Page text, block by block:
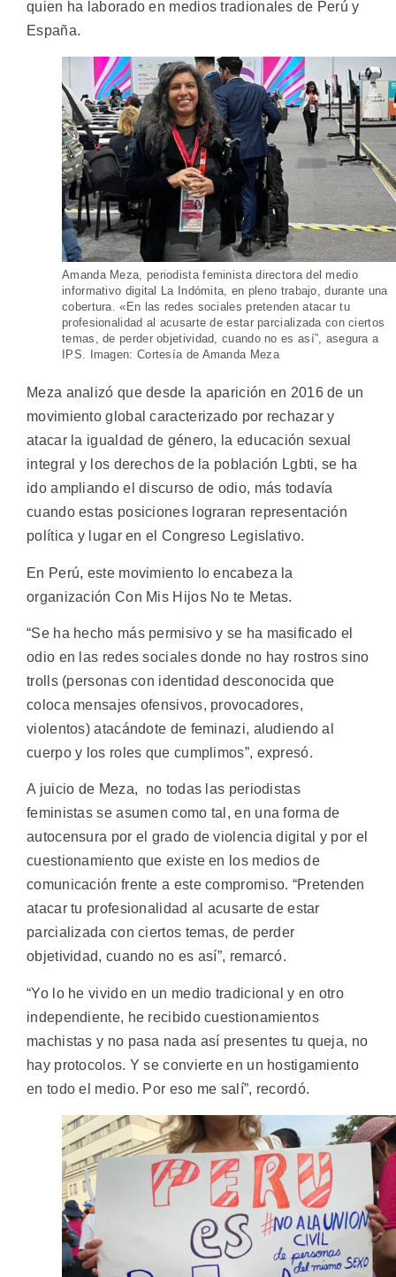
quien ha laborado en medios tradionales de Perú y
España.
Amanda Meza, periodista feminista directora del medio
informativo digital La Indómita, en pleno trabajo, durante una
cobertura. «En las redes sociales pretenden atacar tu
profesionalidad al acusarte de estar parcializada con ciertos
temas, de perder objetividad, cuando no es así”, asegura a
IPS. Imagen: Cortesía de Amanda Meza
Meza analizó que desde la aparición en 2016 de un
movimiento global caracterizado por rechazar y
atacar la igualdad de género, la educación sexual
integral y los derechos de la población Lgbti, se ha
ido ampliando el discurso de odio, más todavía
cuando estas posiciones lograran representación
política y lugar en el Congreso Legislativo.
En Perú, este movimiento lo encabeza la
organización Con Mis Hijos No te Metas.
“Se ha hecho más permisivo y se ha masificado el
odio en las redes sociales donde no hay rostros sino
trolls (personas con identidad desconocida que
coloca mensajes ofensivos, provocadores,
violentos) atacándote de feminazi, aludiendo al
cuerpo y los roles que cumplimos”, expresó.
A juicio de Meza, no todas las periodistas
feministas se asumen como tal, en una forma de
autocensura por el grado de violencia digital y por el
cuestionamiento que existe en los medios de
comunicación frente a este compromiso. “Pretenden
atacar tu profesionalidad al acusarte de estar
parcializada con ciertos temas, de perder
objetividad, cuando no es así”, remarcó.
“Yo lo he vivido en un medio tradicional y en otro
independiente, he recibido cuestionamientos
machistas y no pasa nada así presentes tu queja, no
hay protocolos. Y se convierte en un hostigamiento
en todo el medio. Por eso me salí”, recordó.